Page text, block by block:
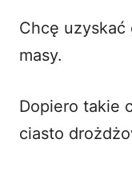
Chcę uzyskać
masy.
Dopiero takie
ciasto